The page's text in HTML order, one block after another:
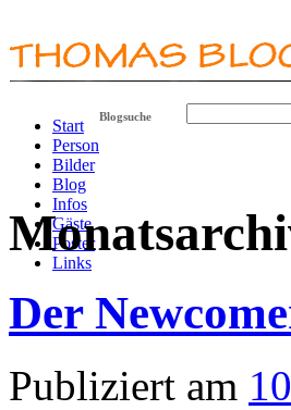
Start
Person
Bilder
Blog
Infos
Gäste
Poster
Links
Blogsuche
Der
Publiziert am